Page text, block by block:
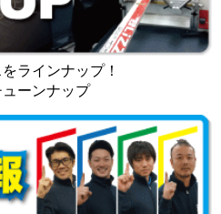
ラインナップ！
ューンナップ